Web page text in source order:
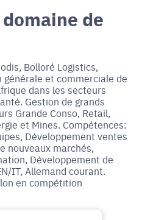
de
Bolloré Logistics,
et commerciale de
dans les secteurs
Gestion de grands
Grande Conso, Retail,
et Mines. Compétences:
Développement ventes
nouveaux marchés,
Développement de
IT, Allemand courant.
en compétition